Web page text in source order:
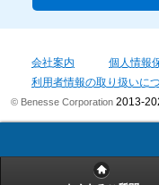
会社案内
個人情報
利用者情報の取り扱いに
© Benesse Corporation 2013-